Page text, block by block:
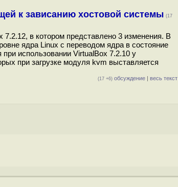
к зависанию хостовой системы (17
в котором представлено 3 изменения. В
ядра Linux с переводом ядра в состояние
использовании VirtualBox 7.2.10 у
при загрузке модуля kvm выставляется
(17 +6) обсуждение | весь текст